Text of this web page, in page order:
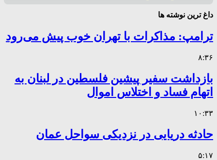
داغ ترین نوشته ها
ترامپ: مذاکرات با تهران خوب پیش می‌رود
۸:۳۶
بازداشت سفیر پیشین فلسطین در لبنان به
اتهام فساد و اختلاس اموال
۱۰:۳۳
حادثه دریایی در نزدیکی سواحل عمان
۵:۱۷